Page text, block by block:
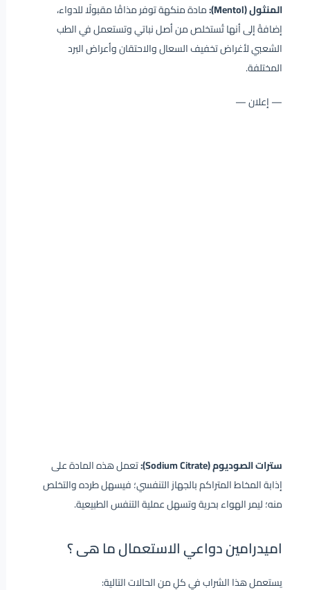
المنثول (Mentol):
مادة منكهة توفر مذاقًا مقبولًا للدواء،
إضافةً إلى أنها تُستخلص من أصل نباتي وتستعمل في الطب
الشعبي لأغراض تخفيف السعال والاحتقان وأعراض البرد
المختلفة.
— إعلان —
سترات الصوديوم (Sodium Citrate):
تعمل هذه المادة على
إذابة المخاط المتراكم بالجهاز التنفسي؛ فيسهل طرده والتخلص
منه؛ ليمر الهواء بحرية وتسهل عملية التنفس الطبيعية.
اميدرامين دواعي الاستعمال ما هى ؟
يستعمل هذا الشراب في كلٍ من الحالات التالية: